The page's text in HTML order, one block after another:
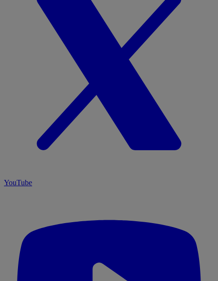
YouTube